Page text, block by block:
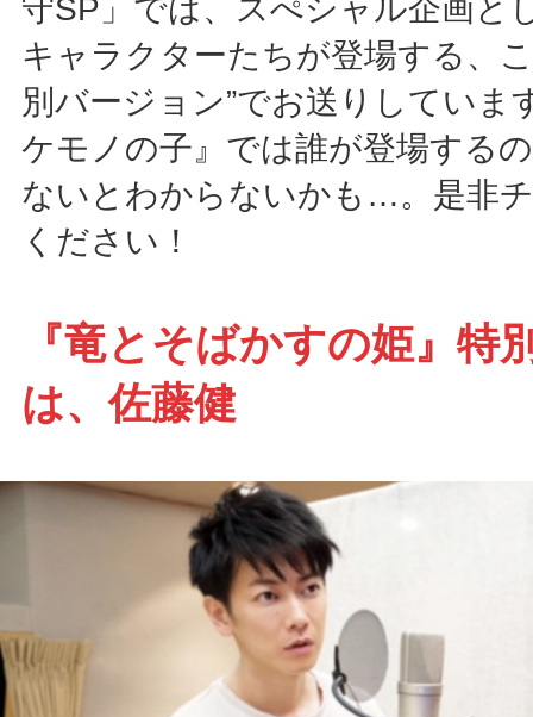
守SP」では、スぺシャル企画と
キャラクターたちが登場する、
別バージョン”でお送りしていま
ケモノの子』では誰が登場する
ないとわからないかも…。是非
ください！
『竜とそばかすの姫』特
は、佐藤健